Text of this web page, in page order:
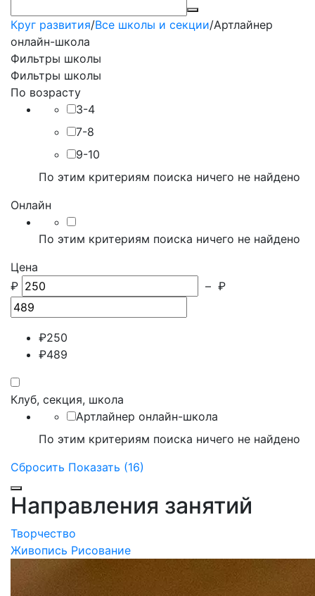
Круг развития/Все школы и секции/Артлайнер
онлайн-школа
Фильтры школы
Фильтры школы
По возрасту
3-4
7-8
9-10
По этим критериям поиска ничего не найдено
Онлайн
По этим критериям поиска ничего не найдено
Цена
₽
– ₽
₽250
₽489
Клуб, секция, школа
Артлайнер онлайн-школа
По этим критериям поиска ничего не найдено
Сбросить Показать (16)
Направления занятий
Творчество
Живопись Рисование